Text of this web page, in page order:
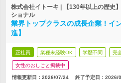
株式会社イトーキ | 【130年以上の歴史
ショナル
業界トップクラスの成長企業！イ
進】
正社員 業種未経験OK 学歴不問 完
女性のおしごと掲載中
情報更新日：2026/07/24 終了予定日： 2026/